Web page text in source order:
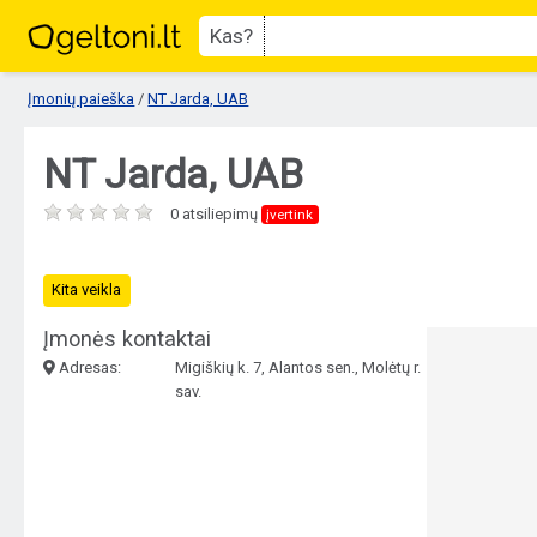
Kas?
Įmonių paieška /NT Jarda, UAB
NT Jarda, UAB
0 atsiliepimų įvertink
Kita veikla
Įmonės kontaktai
Adresas:
Migiškių k. 7, Alantos sen., Molėtų r.
sav.